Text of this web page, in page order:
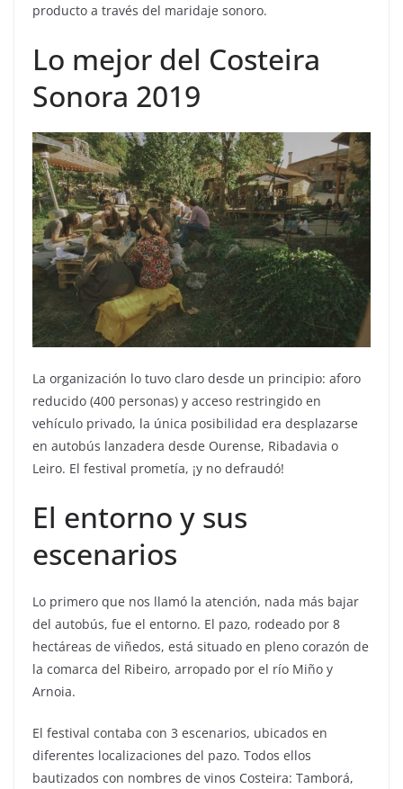
producto a través del maridaje sonoro.
Lo mejor del Costeira
Sonora 2019
La organización lo tuvo claro desde un principio: aforo
reducido (400 personas) y acceso restringido en
vehículo privado, la única posibilidad era desplazarse
en autobús lanzadera desde Ourense, Ribadavia o
Leiro. El festival prometía, ¡y no defraudó!
El entorno y sus
escenarios
Lo primero que nos llamó la atención, nada más bajar
del autobús, fue el entorno. El pazo, rodeado por 8
hectáreas de viñedos, está situado en pleno corazón de
la comarca del Ribeiro, arropado por el río Miño y
Arnoia.
El festival contaba con 3 escenarios, ubicados en
diferentes localizaciones del pazo. Todos ellos
bautizados con nombres de vinos Costeira: Tamborá,